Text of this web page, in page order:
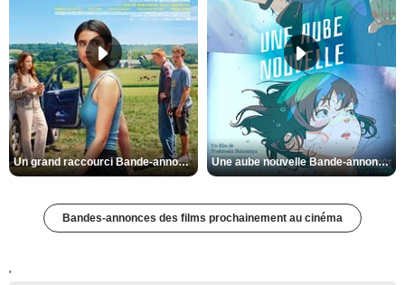
Un grand raccourci Bande-annonce VF Une aube nouvelle Bande-annonce VO STFR
Bandes-annonces des films prochainement au cinéma
'